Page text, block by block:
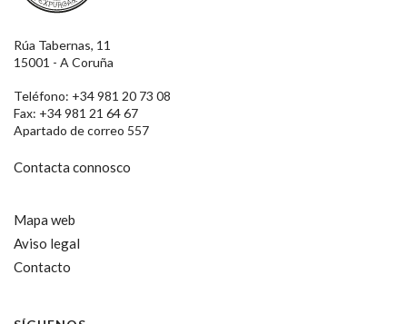
Rúa Tabernas, 11
15001 - A Coruña
Teléfono: +34 981 20 73 08
Fax: +34 981 21 64 67
Apartado de correo 557
Contacta connosco
Mapa web
Aviso legal
Contacto